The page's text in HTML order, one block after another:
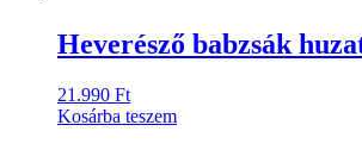
Heverésző babzsák
21.990 Ft
Kosárba teszem